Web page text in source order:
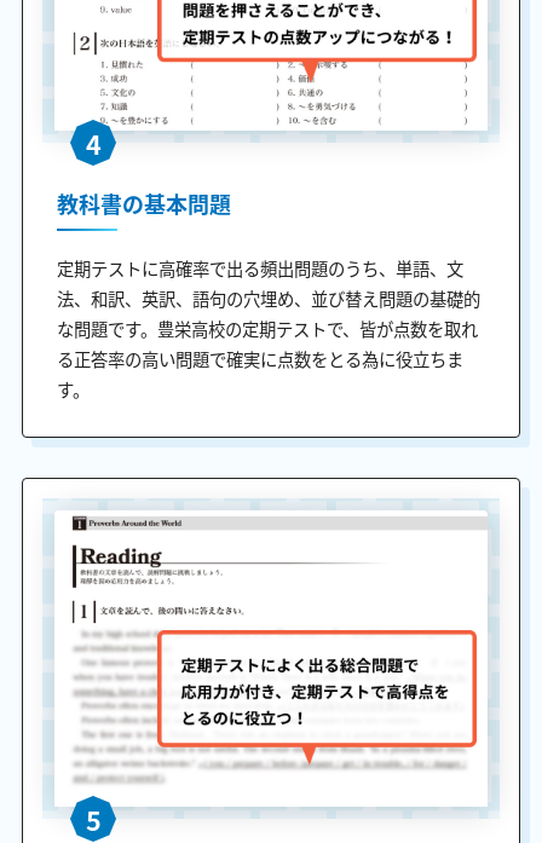
4
教科書の基本問題
定期テストに高確率で出る頻出問題のうち、単語、文
法、和訳、英訳、語句の穴埋め、並び替え問題の基礎的
な問題です。豊栄高校の定期テストで、皆が点数を取れ
る正答率の高い問題で確実に点数をとる為に役立ちま
す。
5